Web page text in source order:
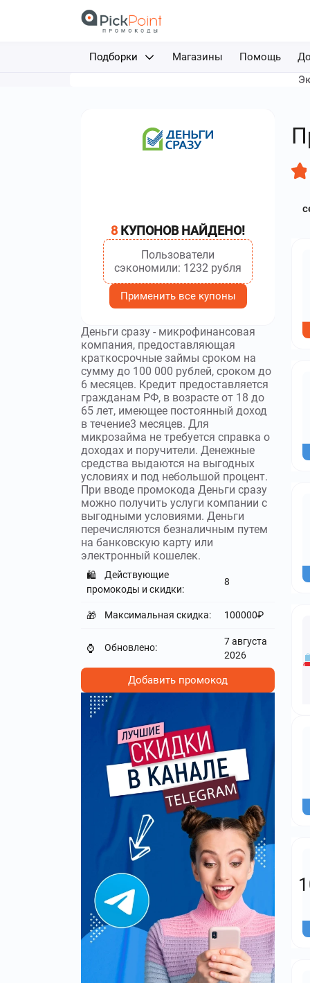
Подборки
Путешествия
Каршеринг
Магазины Помощь
8 КУПОНОВ НАЙДЕНО!
Пользователи
сэкономили: 1232 рубля
Применить все купоны
Деньги сразу - микрофинансовая
компания, предоставляющая
краткосрочные займы сроком на
сумму до 100 000 рублей, сроком до
6 месяцев. Кредит предоставляется
гражданам РФ, в возрасте от 18 до
65 лет, имеющее постоянный доход
в течение3 месяцев. Для
микрозайма не требуется справка о
доходах и поручители. Денежные
средства выдаются на выгодных
условиях и под небольшой процент.
При вводе промокода Деньги сразу
можно получить услуги компании с
выгодными условиями. Деньги
перечисляются безналичным путем
на банковскую карту или
электронный кошелек.
🛍️
Действующие
промокоды и скидки:
8
🎁 Максимальная скидка: 100000₽
⌚ Обновлено:
7 августа
2026
Добавить промокод